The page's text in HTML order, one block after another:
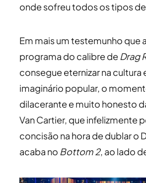
onde sofreu todos os tipos
Em mais um testemunho que
programa do calibre de Drag
consegue eternizar na cultura
imaginário popular, o
dilacerante e muito honesto
Van Cartier, que infelizmente
concisão na hora de dublar o
acaba no Bottom 2, ao lado